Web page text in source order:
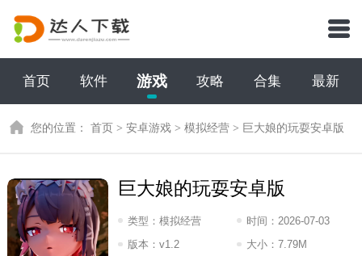
首页 软件 游戏 攻略 合集 最新
您的位置：首页 >安卓游戏 >模拟经营 > 巨大娘的玩耍安卓版
巨大娘的玩耍安卓版
类型：模拟经营 时间： 2026-07-03
10:2026
版本：v1.2 大小： 7.79M